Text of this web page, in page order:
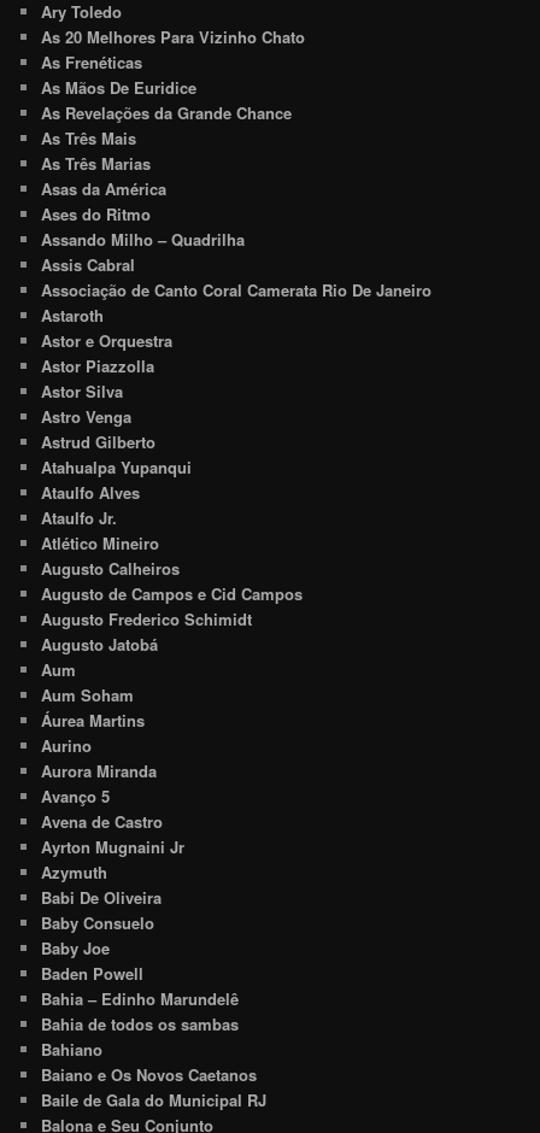
Ary Toledo
As 20 Melhores Para Vizinho Chato
As Frenéticas
As Mãos De Euridice
As Revelações da Grande Chance
As Três Mais
As Três Marias
Asas da América
Ases do Ritmo
Assando Milho – Quadrilha
Assis Cabral
Associação de Canto Coral Camerata Rio De Janeiro
Astaroth
Astor e Orquestra
Astor Piazzolla
Astor Silva
Astro Venga
Astrud Gilberto
Atahualpa Yupanqui
Ataulfo Alves
Ataulfo Jr.
Atlético Mineiro
Augusto Calheiros
Augusto de Campos e Cid Campos
Augusto Frederico Schimidt
Augusto Jatobá
Aum
Aum Soham
Áurea Martins
Aurino
Aurora Miranda
Avanço 5
Avena de Castro
Ayrton Mugnaini Jr
Azymuth
Babi De Oliveira
Baby Consuelo
Baby Joe
Baden Powell
Bahia – Edinho Marundelê
Bahia de todos os sambas
Bahiano
Baiano e Os Novos Caetanos
Baile de Gala do Municipal RJ
Balona e Seu Conjunto